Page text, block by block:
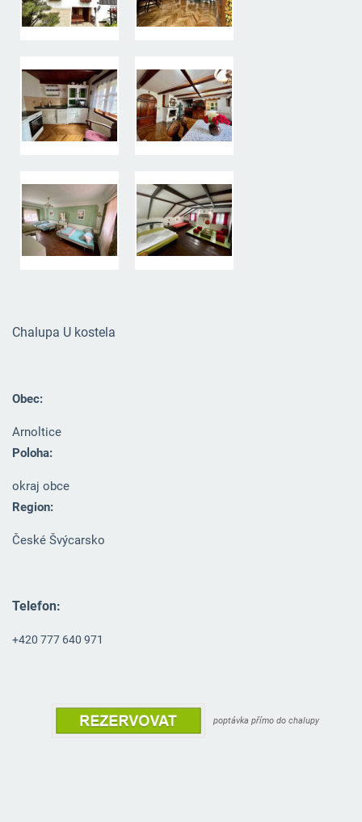
Chalupa U kostela
Obec:
Arnoltice
Poloha:
okraj obce
Region:
České Švýcarsko
Telefon:
+420 777 640 971
poptávka přímo do chalupy